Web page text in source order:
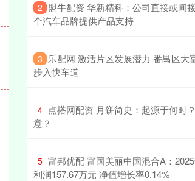
2 盟牛配资 华新精科：公司直接或间
个汽车品牌提供产品支持
3 乐配网 激活片区发展潜力 番禺区大
步入快车道
4 点搭网配资 月饼简史：起源于何时
意？
5 富邦优配 富国美丽中国混合A：
利润157.67万元 净值增长率0.14%